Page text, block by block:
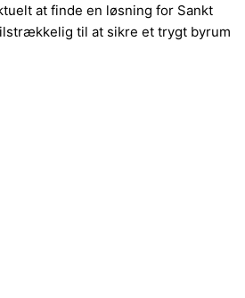
at finde en løsning for Sankt
til at sikre et trygt byrum